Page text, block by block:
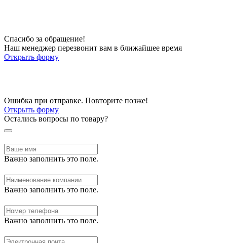
Спасибо за обращение!
Наш менеджер перезвонит вам в ближайшее время
Открыть форму
Ошибка при отправке. Повторите позже!
Открыть форму
Остались вопросы по товару?
Важно заполнить это поле.
Важно заполнить это поле.
Важно заполнить это поле.